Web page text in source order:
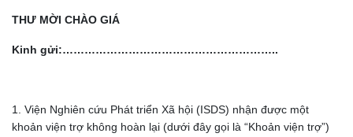
THƯ MỜI CHÀO GIÁ
Kinh gửi:…………………………………………………..
1. Viện Nghiên cứu Phát triển Xã hội (ISDS) nhận được một
khoản viện trợ không hoàn lại (dưới đây gọi là “Khoản viện trợ”)